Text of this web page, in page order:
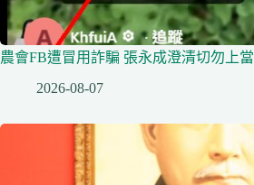
農會FB遭冒用詐騙 張永成澄清切勿上當
2026-08-07